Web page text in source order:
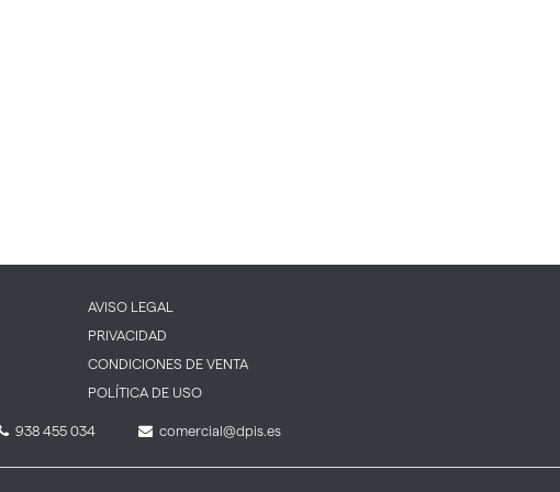
AVISO LEGAL
PRIVACIDAD
CONDICIONES DE VENTA
POLÍTICA DE USO
938 455 034 comercial@dpis.es